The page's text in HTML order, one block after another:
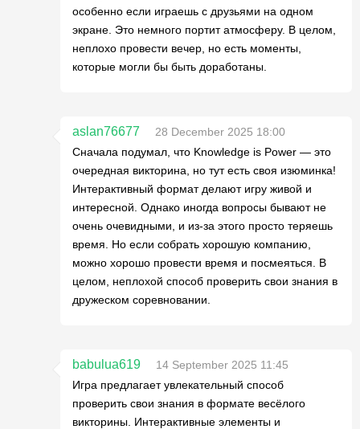
особенно если играешь с друзьями на одном
экране. Это немного портит атмосферу. В целом,
неплохо провести вечер, но есть моменты,
которые могли бы быть доработаны.
aslan76677
28 December 2025 18:00
Сначала подумал, что Knowledge is Power — это
очередная викторина, но тут есть своя изюминка!
Интерактивный формат делают игру живой и
интересной. Однако иногда вопросы бывают не
очень очевидными, и из-за этого просто теряешь
время. Но если собрать хорошую компанию,
можно хорошо провести время и посмеяться. В
целом, неплохой способ проверить свои знания в
дружеском соревновании.
babulua619
14 September 2025 11:45
Игра предлагает увлекательный способ
проверить свои знания в формате весёлого
викторины. Интерактивные элементы и